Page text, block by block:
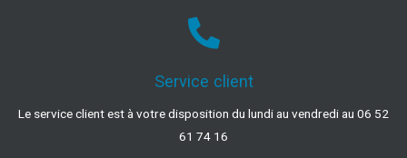
Service client
Le service client est à votre disposition du lundi au vendredi au 06 52
61 74 16